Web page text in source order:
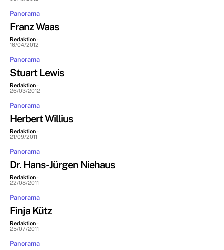
Panorama
Franz Waas
Redaktion -
16/04/2012
Panorama
Stuart Lewis
Redaktion -
26/03/2012
Panorama
Herbert Willius
Redaktion -
21/09/2011
Panorama
Dr. Hans-Jürgen Niehaus
Redaktion -
22/08/2011
Panorama
Finja Kütz
Redaktion -
25/07/2011
Panorama